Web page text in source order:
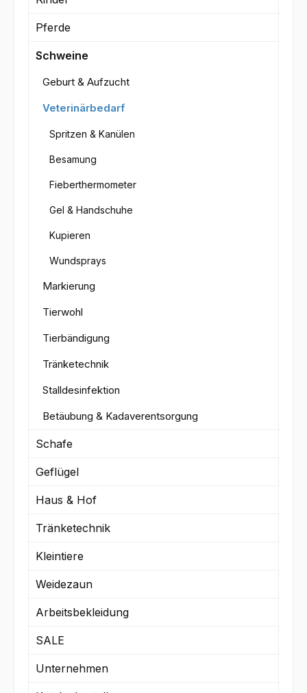
Pferde
Schweine
Geburt & Aufzucht
Veterinärbedarf
Spritzen & Kanülen
Besamung
Fieberthermometer
Gel & Handschuhe
Kupieren
Wundsprays
Markierung
Tierwohl
Tierbändigung
Tränketechnik
Stalldesinfektion
Betäubung & Kadaverentsorgung
Schafe
Geflügel
Haus & Hof
Tränketechnik
Kleintiere
Weidezaun
Arbeitsbekleidung
SALE
Unternehmen